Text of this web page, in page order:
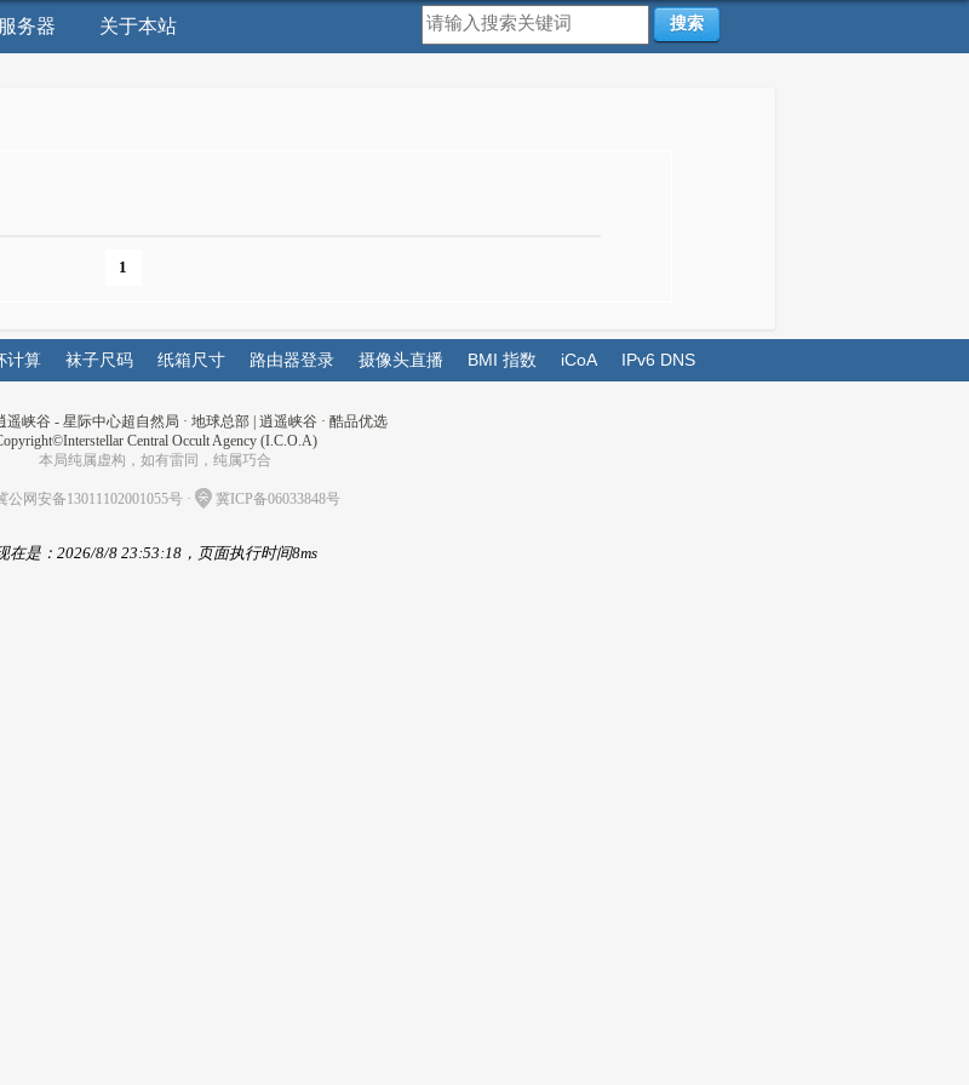
服务器 关于本站 搜索
1
计算 袜子尺码 纸箱尺寸 路由器登录 摄像头直播 BMI 指数 iCoA IPv6 DNS
遥峡谷 - 星际中心超自然局 · 地球总部| 逍遥峡谷· 酷品优选
Central Occult Agency (I.C.O.A)
本局纯属虚构，如有雷同，纯属巧合
公网安备13011102001055号· 冀ICP备06033848号
在是：2026/8/8 23:53:18，页面执行时间8ms